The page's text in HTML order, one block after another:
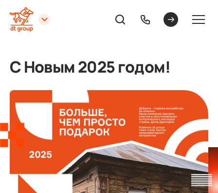
С Новым 2025 годом!